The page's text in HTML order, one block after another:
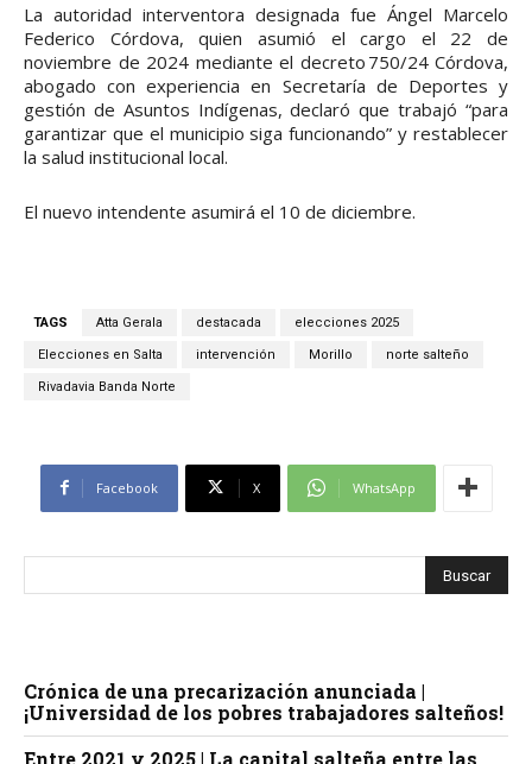
La autoridad interventora designada fue Ángel Marcelo
Federico Córdova, quien asumió el cargo el 22 de
noviembre de 2024 mediante el decreto 750/24 Córdova,
abogado con experiencia en Secretaría de Deportes y
gestión de Asuntos Indígenas, declaró que trabajó “para
garantizar que el municipio siga funcionando” y restablecer
la salud institucional local.
El nuevo intendente asumirá el 10 de diciembre.
TAGS Atta Gerala destacada elecciones 2025
Elecciones en Salta intervención Morillo norte salteño
Rivadavia Banda Norte
Facebook X WhatsApp
Crónica de una precarización anunciada |
¡Universidad de los pobres trabajadores salteños!
Entre 2021 y 2025 | La capital salteña entre las